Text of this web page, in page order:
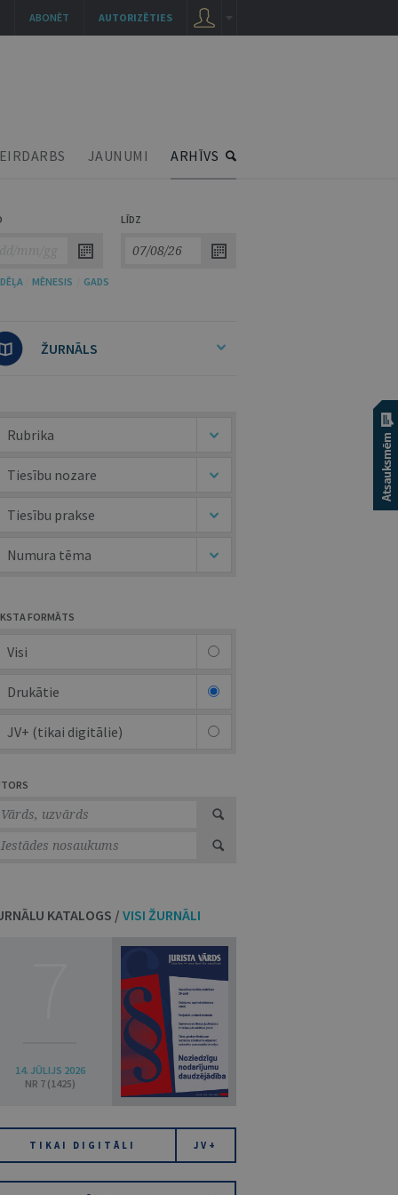
JAUNUMI ARHĪVS
LĪDZ
MĒNESIS GADS
ŽURNĀLS
Rubrika
Tiesību nozare
Tiesību prakse
Numura tēma
FORMĀTS
Visi
Drukātie
JV+ (tikai digitālie)
KATALOGS /VISI ŽURNĀLI
14. JŪLIJS 2026
NR 7 (1425)
TIKAI DIGITĀLI JV+
AUTORIZĒTIES
ABONĒT